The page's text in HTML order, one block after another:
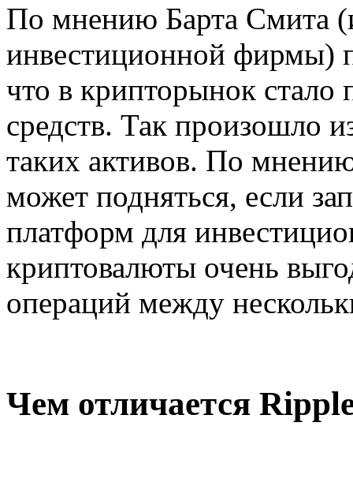
По мнению Барта Смита
инвестиционной фирмы)
что в крипторынок стало
средств. Так произошло
таких активов. По
может подняться, если
платформ для
криптовалюты очень
операций между
Чем отличается